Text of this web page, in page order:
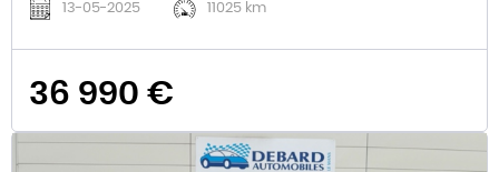
13-05-2025 11025 km
36 990 €